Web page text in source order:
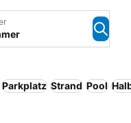
Parkplatz Strand Pool